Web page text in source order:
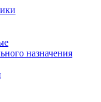
назначения